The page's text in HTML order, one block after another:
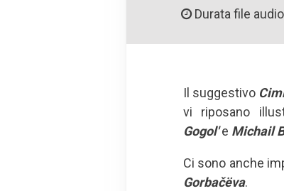
Durata file
Il suggestivo
vi riposano
Gogol'e Michail
Ci sono anche
Gorbačëva.